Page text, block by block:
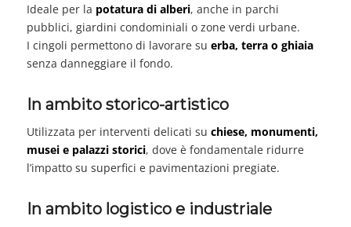
Ideale per la potatura di alberi, anche in parchi
pubblici, giardini condominiali o zone verdi urbane.
I cingoli permettono di lavorare su erba, terra o ghiaia
senza danneggiare il fondo.
In ambito storico-artistico
Utilizzata per interventi delicati su chiese, monumenti,
musei e palazzi storici, dove è fondamentale ridurre
l’impatto su superfici e pavimentazioni pregiate.
In ambito logistico e industriale